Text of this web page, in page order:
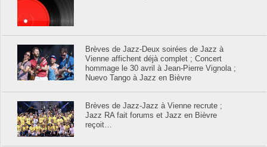
Brèves de Jazz-Deux soirées de Jazz à
Vienne affichent déjà complet ; Concert
hommage le 30 avril à Jean-Pierre Vignola ;
Nuevo Tango à Jazz en Bièvre
Brèves de Jazz-Jazz à Vienne recrute ;
Jazz RA fait forums et Jazz en Bièvre
reçoit…